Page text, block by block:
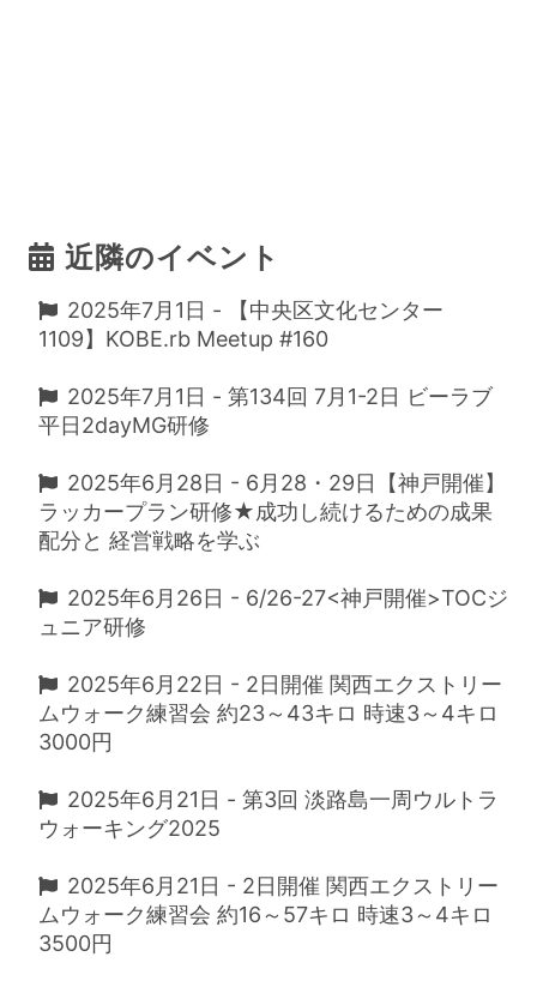
近隣のイベント
2025年7月1日 - 【中央区文化センター
1109】KOBE.rb Meetup #160
2025年7月1日 - 第134回 7月1-2日 ビーラブ
平日2dayMG研修
2025年6月28日 - 6月28・29日【神戸開催】
ラッカープラン研修★成功し続けるための成果
配分と 経営戦略を学ぶ
2025年6月26日 - 6/26-27<神戸開催>TOCジ
ュニア研修
2025年6月22日 - 2日開催 関西エクストリー
ムウォーク練習会 約23～43キロ 時速3～4キロ
3000円
2025年6月21日 - 第3回 淡路島一周ウルトラ
ウォーキング2025
2025年6月21日 - 2日開催 関西エクストリー
ムウォーク練習会 約16～57キロ 時速3～4キロ
3500円